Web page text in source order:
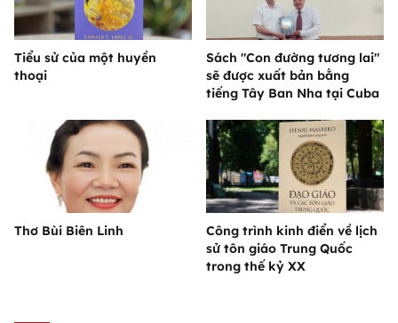
Tiểu sử của một huyền
thoại
Sách "Con đường tương lai"
sẽ được xuất bản bằng
tiếng Tây Ban Nha tại Cuba
Thơ Bùi Biên Linh
Công trình kinh điển về lịch
sử tôn giáo Trung Quốc
trong thế kỷ XX